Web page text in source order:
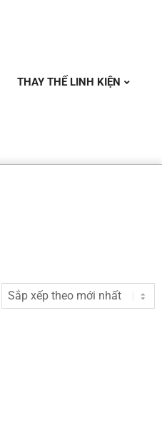
THAY THẾ LINH KIỆN